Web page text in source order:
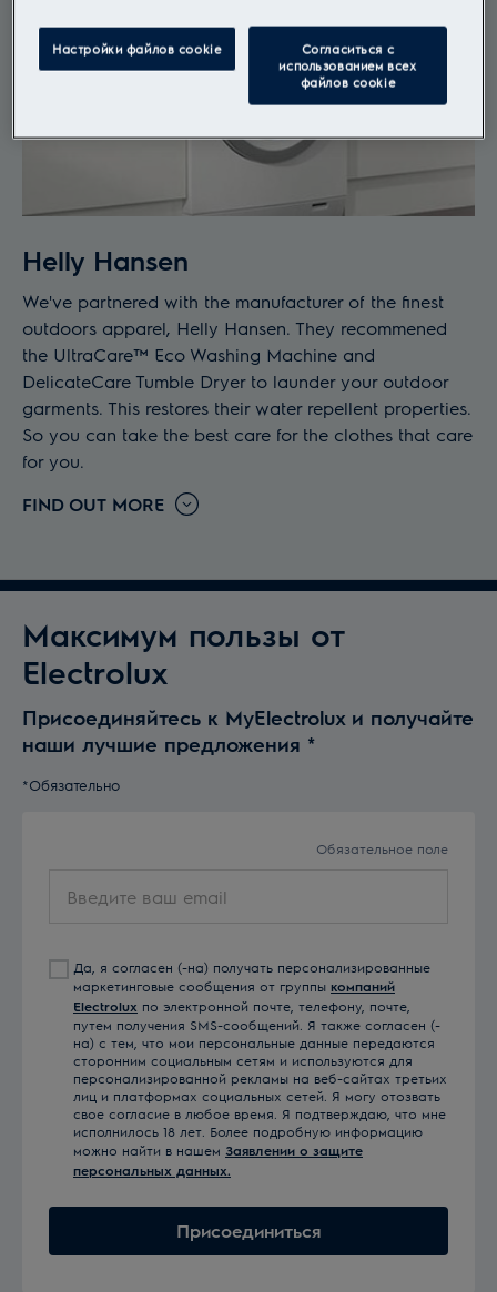
Helly Hansen
We've partnered with the manufacturer of the finest
outdoors apparel, Helly Hansen. They recommened
the UltraCare™ Eco Washing Machine and
DelicateCare Tumble Dryer to launder your outdoor
garments. This restores their water repellent properties.
So you can take the best care for the clothes that care
for you.
FIND OUT MORE
Максимум пользы от
Electrolux
Присоединяйтесь к MyElectrolux и получайте
наши лучшие предложения *
*Обязательно
Обязательное поле
ваш
Да, я согласен (-на) получать персонализированные
маркетинговые сообщения от группы компаний
Electrolux по электронной почте, телефону, почте,
путем получения SMS-сообщений. Я также согласен (-
на) с тем, что мои персональные данные передаются
сторонним социальным сетям и используются для
персонализированной рекламы на веб-сайтах третьих
лиц и платформах социальных сетей. Я могу отозвать
свое согласие в любое время. Я подтверждаю, что мне
исполнилось 18 лет. Более подробную информацию
можно найти в нашем Заявлении о защите
персональных данных.
Присоединиться
Настройки файлов cookie
Согласиться с
использованием всех
файлов cookie